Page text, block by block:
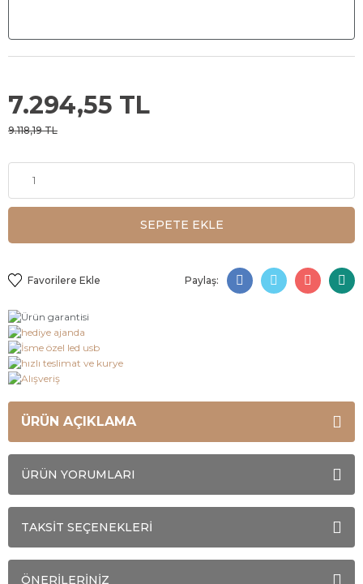
7.294,55 TL
9.118,19 TL
SEPETE EKLE
Paylaş:
ÜRÜN AÇIKLAMA
ÜRÜN YORUMLARI
TAKSİT SEÇENEKLERİ
ÖNERİLERİNİZ